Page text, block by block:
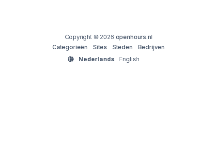
Copyright © 2026 openhours.nl
Categorieën
Sites Steden
Bedrijven
Nederlands
English